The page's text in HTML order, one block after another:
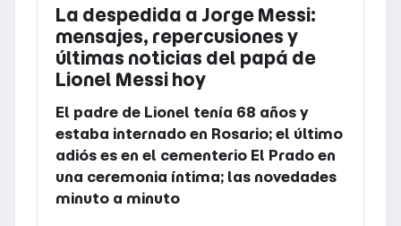
La despedida a Jorge Messi:
mensajes, repercusiones y
últimas noticias del papá de
Lionel Messi hoy
El padre de Lionel tenía 68 años y
estaba internado en Rosario; el último
adiós es en el cementerio El Prado en
una ceremonia íntima; las novedades
minuto a minuto